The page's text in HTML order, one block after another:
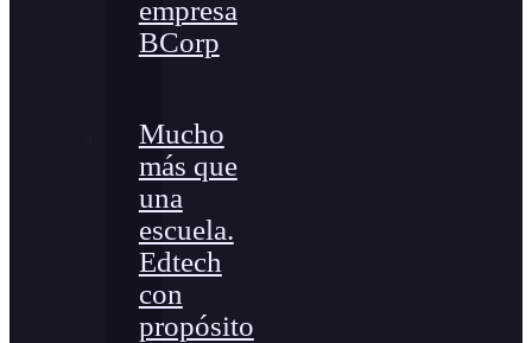
empresa
BCorp
Mucho
más que
una
escuela.
Edtech
con
propósito